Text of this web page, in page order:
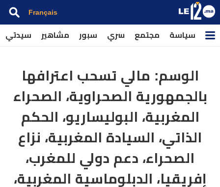
Français
سياسة مجتمع سري سبور مشاهير سيدتي
الوسم: مالي تسحب اعترافها
بالجمهورية الصحراوية، الصحراء
المغربية، البوليساريو، الحكم
الذاتي، السيادة المغربية، نزاع
الصحراء، دعم دولي للمغرب،
إفريقيا، الدبلوماسية المغربية،